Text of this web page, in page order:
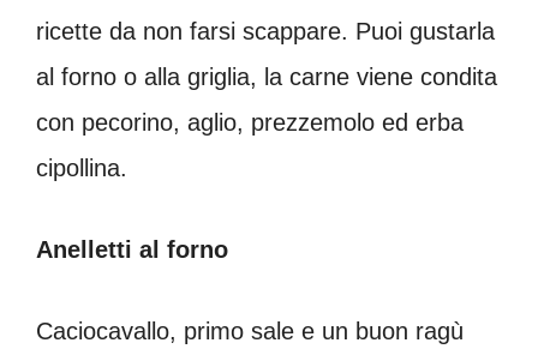
ricette da non farsi scappare. Puoi gustarla
al forno o alla griglia, la carne viene condita
con pecorino, aglio, prezzemolo ed erba
cipollina.
Anelletti al forno
Caciocavallo, primo sale e un buon ragù